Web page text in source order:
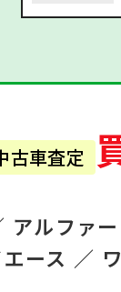
古車査定
アルファ
ース ／